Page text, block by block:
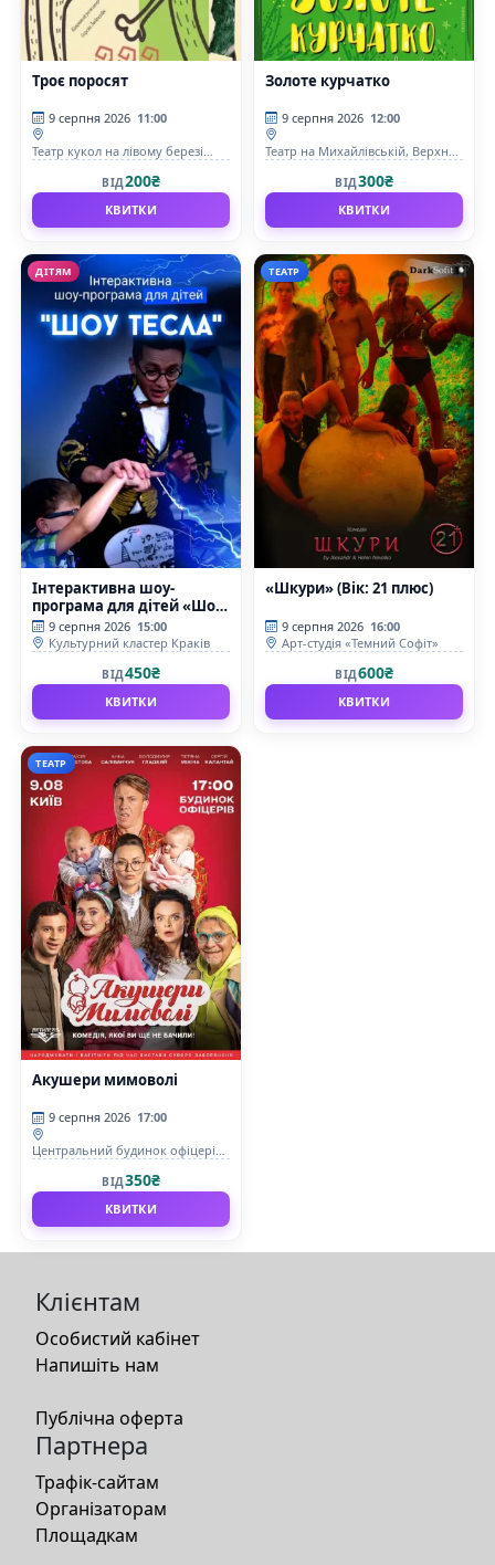
Троє поросят
9 серпня 2026 11:00
Театр кукол на лівому березі
ВІД200₴
КВИТКИ
Золоте курчатко
9 серпня 2026 12:00
Театр на Михайлівській, Верхня
ВІД300₴
КВИТКИ
ДІТЯМ
Інтерактивна шоу-
програма для дітей «Шоу
Тесла»
9 серпня 2026 15:00
Культурний кластер Краків
ВІД450₴
КВИТКИ
ТЕАТР
«Шкури» (Вік: 21 плюс)
9 серпня 2026 16:00
Арт-студія «Темний Софіт»
ВІД600₴
КВИТКИ
ТЕАТР
Акушери мимоволі
9 серпня 2026 17:00
Центральний будинок офіцерів
ВІД350₴
КВИТКИ
Клієнтам
Особистий кабінет
Напишіть нам
Публічна оферта
Партнера
Трафік-сайтам
Організаторам
Площадкам